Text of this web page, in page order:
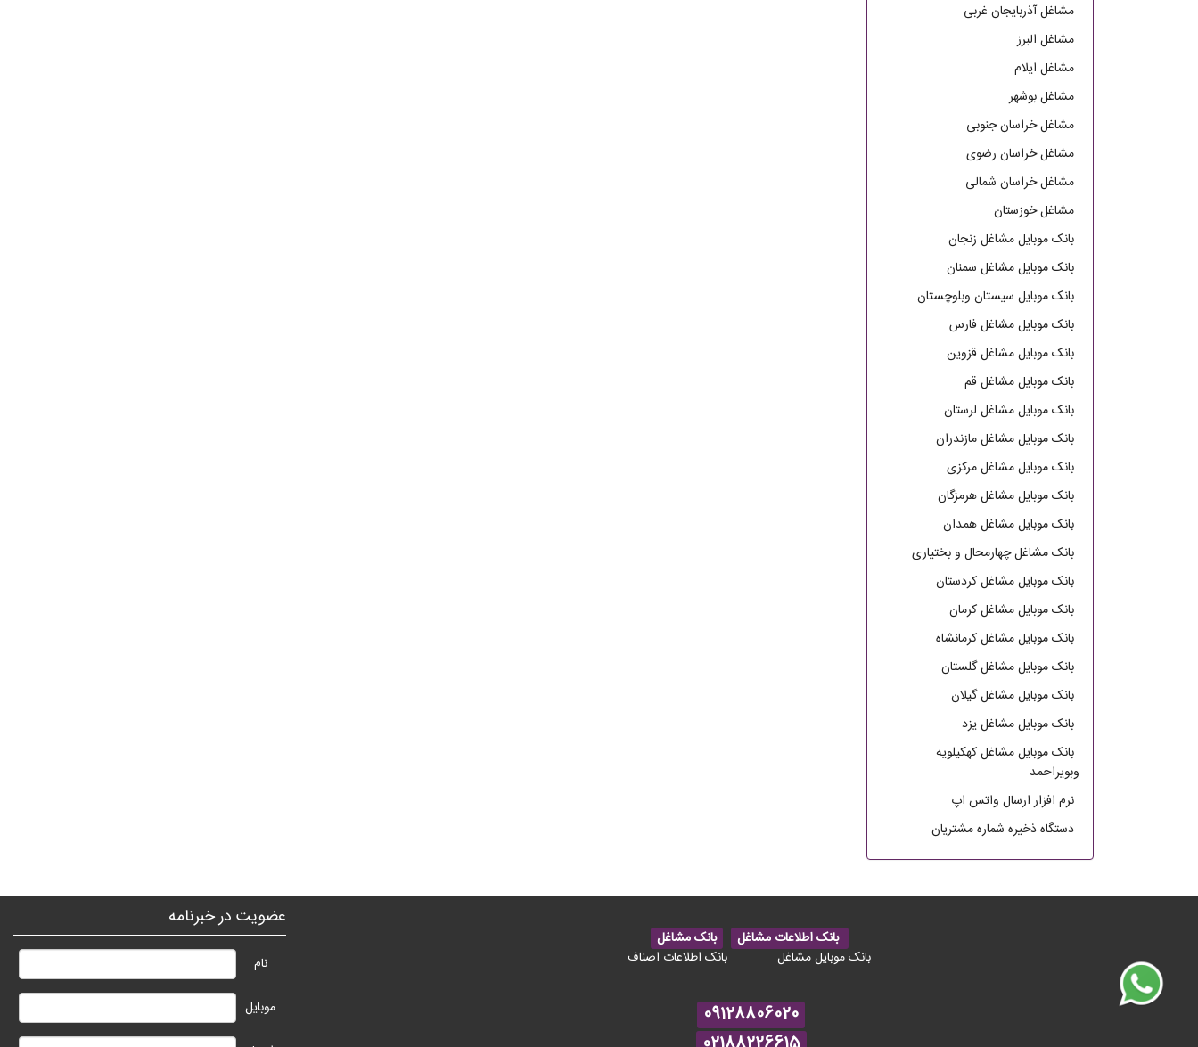
مشاغل آذربایجان غربی
مشاغل البرز
مشاغل ایلام
مشاغل بوشهر
مشاغل خراسان جنوبی
مشاغل خراسان رضوی
مشاغل خراسان شمالی
مشاغل خوزستان
بانک موبایل مشاغل زنجان
بانک موبایل مشاغل سمنان
بانک موبایل سیستان وبلوچستان
بانک موبایل مشاغل فارس
بانک موبایل مشاغل قزوین
بانک موبایل مشاغل قم
بانک موبایل مشاغل لرستان
بانک موبایل مشاغل مازندران
بانک موبایل مشاغل مرکزی
بانک موبایل مشاغل هرمزگان
بانک موبایل مشاغل همدان
بانک مشاغل چهارمحال و بختیاری
بانک موبایل مشاغل کردستان
بانک موبایل مشاغل کرمان
بانک موبایل مشاغل کرمانشاه
بانک موبایل مشاغل گلستان
بانک موبایل مشاغل گیلان
بانک موبایل مشاغل یزد
بانک موبایل مشاغل کهکیلویه
وبویراحمد
نرم افزار ارسال واتس اپ
دستگاه ذخیره شماره مشتریان
بانک اطلاعات مشاغل
بانک مشاغل
بانک موبایل مشاغل
بانک اطلاعات اصناف
09128806020
عضویت در خبرنامه
نام
موبایل